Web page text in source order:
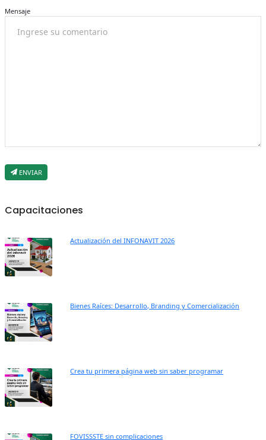
Mensaje
ENVIAR
Capacitaciones
Actualización del INFONAVIT 2026
Bienes Raíces: Desarrollo, Branding y Comercialización
Crea tu primera página web sin saber programar
FOVISSSTE sin complicaciones